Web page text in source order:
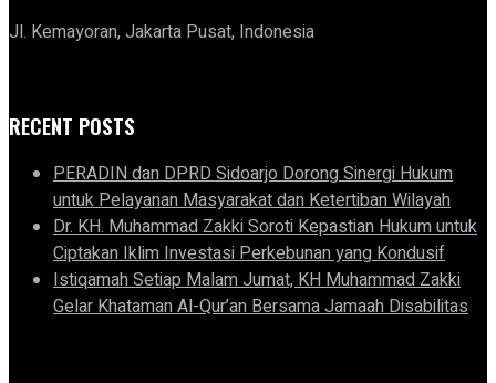
Jl. Kemayoran, Jakarta Pusat, Indonesia
RECENT POSTS
PERADIN dan DPRD Sidoarjo Dorong Sinergi Hukum
untuk Pelayanan Masyarakat dan Ketertiban Wilayah
Dr. KH. Muhammad Zakki Soroti Kepastian Hukum untuk
Ciptakan Iklim Investasi Perkebunan yang Kondusif
Istiqamah Setiap Malam Jumat, KH Muhammad Zakki
Gelar Khataman Al-Qur’an Bersama Jamaah Disabilitas